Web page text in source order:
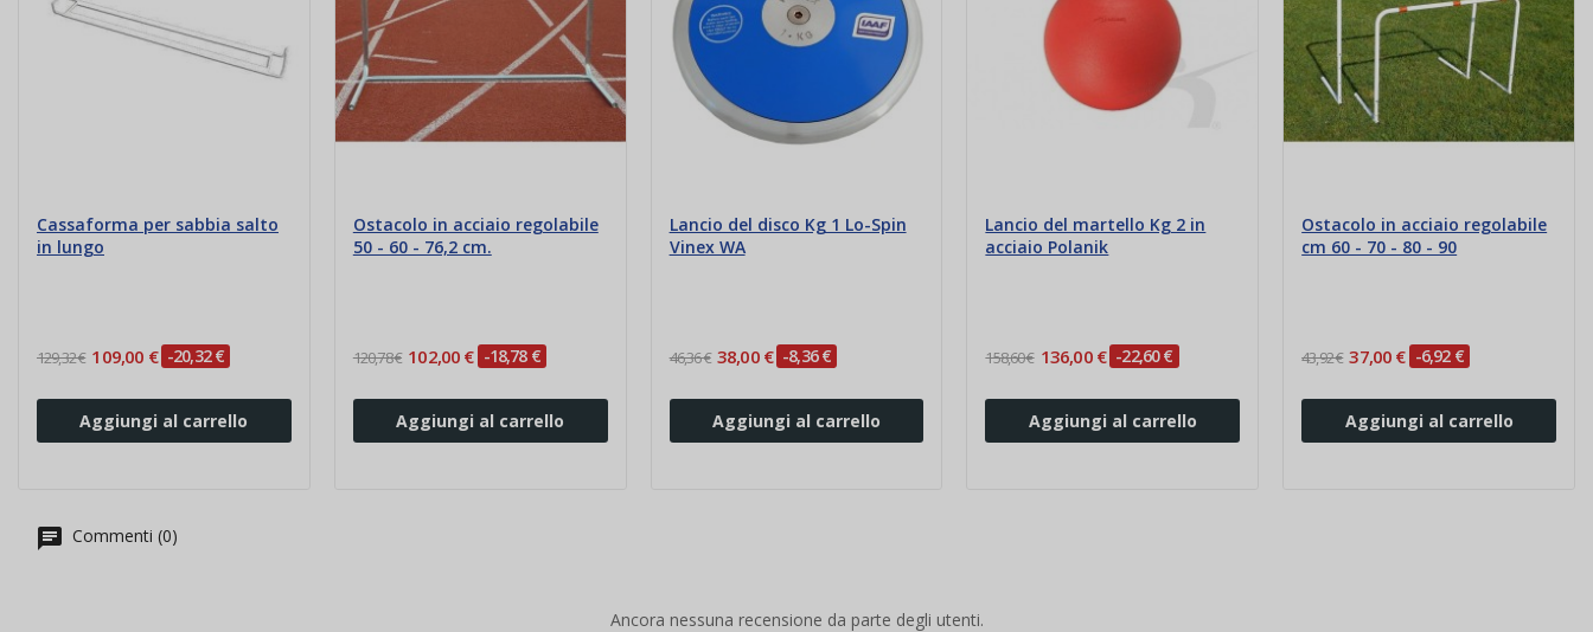
Cassaforma per sabbia salto
in lungo
129,32 € 109,00 € -20,32 €
Aggiungi al carrello
Ostacolo in acciaio regolabile
50 - 60 - 76,2 cm.
120,78 € 102,00 € -18,78 €
Aggiungi al carrello
Lancio del disco Kg 1 Lo-Spin
Vinex WA
46,36 € 38,00 € -8,36 €
Aggiungi al carrello
Lancio del martello Kg 2 in
acciaio Polanik
158,60 € 136,00 € -22,60 €
Aggiungi al carrello
Ostacolo in acciaio regolabile
cm 60 - 70 - 80 - 90
43,92 € 37,00 € -6,92 €
Aggiungi al carrello
Commenti (0)
Ancora nessuna recensione da parte degli utenti.